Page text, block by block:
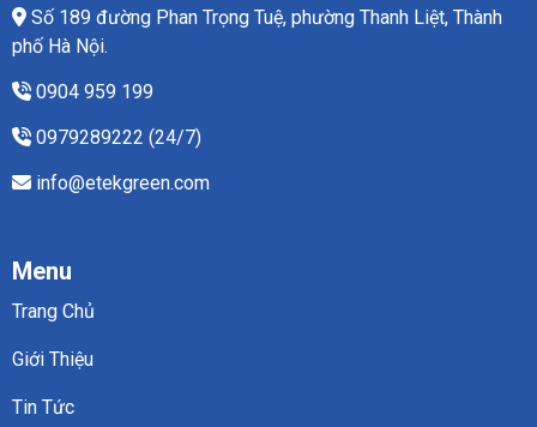
Số 189 đường Phan Trọng Tuệ, phường Thanh Liệt, Thành
phố Hà Nội.
0904 959 199
0979289222 (24/7)
info@etekgreen.com
Menu
Trang Chủ
Giới Thiệu
Tin Tức